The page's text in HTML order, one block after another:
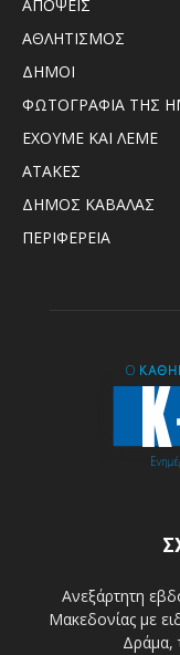
ΑΠΟΨΕΙΣ
ΑΘΛΗΤΙΣΜΟΣ
ΔΗΜΟΙ
ΦΩΤΟΓΡΑΦΙΑ ΤΗΣ
ΕΧΟΥΜΕ ΚΑΙ ΛΕΜΕ
ΑΤΑΚΕΣ
ΔΗΜΟΣ ΚΑΒΑΛΑΣ
ΠΕΡΙΦΕΡΕΙΑ
Ανεξάρτητη
Μακεδονίας με
Δράμα,